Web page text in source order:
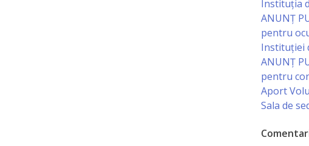
Instituția
ANUNȚ
pentru
Instituției
ANUNȚ
pentru
Aport
Sala de